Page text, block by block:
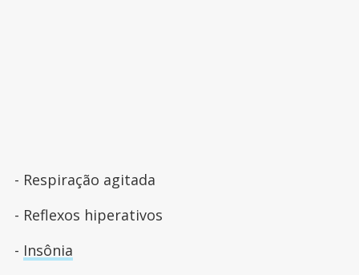
- Respiração agitada
- Reflexos hiperativos
- Insônia